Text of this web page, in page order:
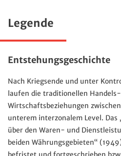
Legende
Entstehungsgeschichte
Nach Kriegsende und unter
laufen die traditionellen
Wirtschaftsbeziehungen
unterem interzonalem Level.
über den Waren- und
beiden Währungsgebieten“